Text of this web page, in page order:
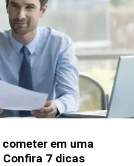
em uma
7 dicas